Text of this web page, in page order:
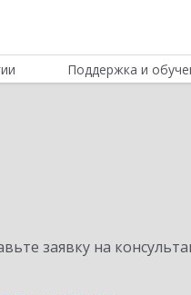
Поддержка и
заявку на